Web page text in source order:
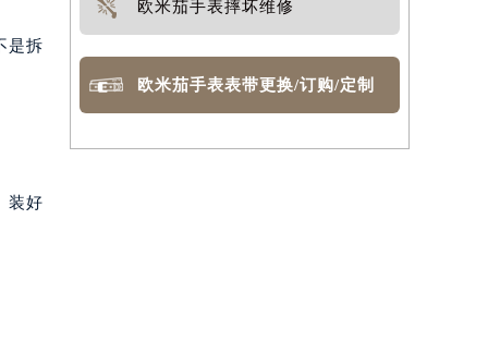
是拆
装好
欧米茄手表摔坏维修
欧米茄手表表带更换/订购/定制